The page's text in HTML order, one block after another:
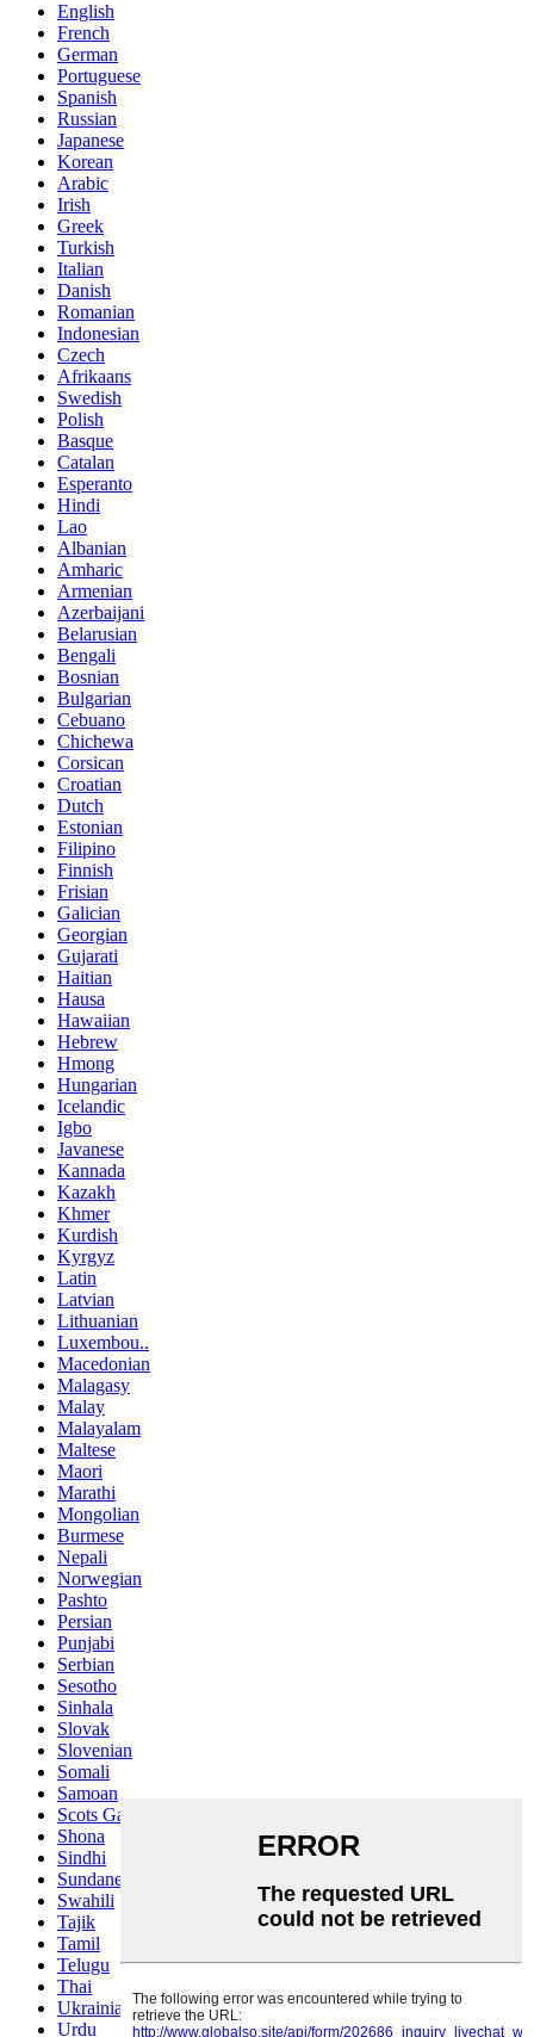
English
French
German
Portuguese
Spanish
Russian
Japanese
Korean
Arabic
Irish
Greek
Turkish
Italian
Danish
Romanian
Indonesian
Czech
Afrikaans
Swedish
Polish
Basque
Catalan
Esperanto
Hindi
Lao
Albanian
Amharic
Armenian
Azerbaijani
Belarusian
Bengali
Bosnian
Bulgarian
Cebuano
Chichewa
Corsican
Croatian
Dutch
Estonian
Filipino
Finnish
Frisian
Galician
Georgian
Gujarati
Haitian
Hausa
Hawaiian
Hebrew
Hmong
Hungarian
Icelandic
Igbo
Javanese
Kannada
Kazakh
Khmer
Kurdish
Kyrgyz
Latin
Latvian
Lithuanian
Luxembou..
Macedonian
Malagasy
Malay
Malayalam
Maltese
Maori
Marathi
Mongolian
Burmese
Nepali
Norwegian
Pashto
Persian
Punjabi
Serbian
Sesotho
Sinhala
Slovak
Slovenian
Somali
Samoan
Scots Gaelic
Shona
Sindhi
Sundanese
Swahili
Tajik
Tamil
Telugu
Thai
Ukrainian
Urdu